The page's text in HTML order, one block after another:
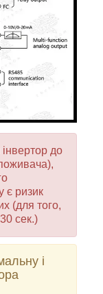
до
є ризик
(для того,
сек.)
і